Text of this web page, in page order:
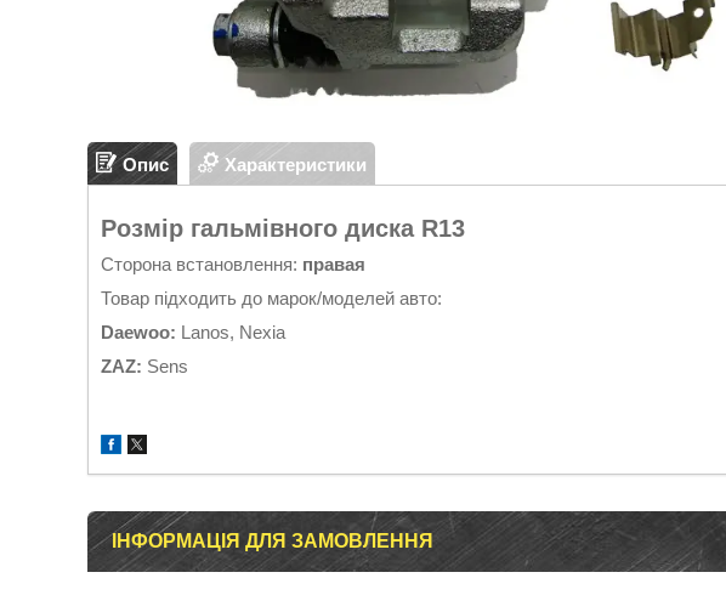
Опис Характеристики
Розмір гальмівного диска R13
Сторона встановлення: правая
Товар підходить до марок/моделей авто:
Daewoo: Lanos, Nexia
ZAZ: Sens
ІНФОРМАЦІЯ ДЛЯ ЗАМОВЛЕННЯ